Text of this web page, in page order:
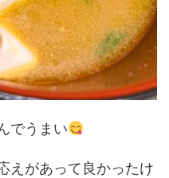
でうまい
えがあって良かったけ